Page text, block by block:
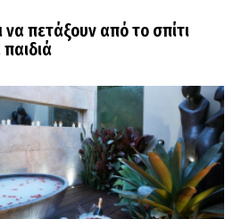
να πετάξουν από το σπίτι